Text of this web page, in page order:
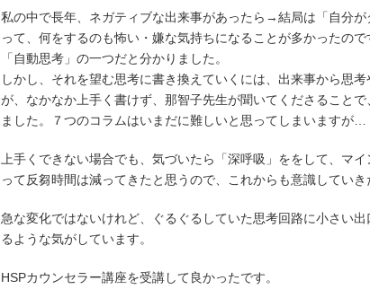
私の中で長年、ネガティブな出来事があったら→結局は「自分
って、何をするのも怖い・嫌な気持ちになることが多かったの
「自動思考」の一つだと分かりました。
しかし、それを望む思考に書き換えていくには、出来事から思
が、なかなか上手く書けず、那智子先生が聞いてくださること
ました。７つのコラムはいまだに難しいと思ってしまいますが…
上手くできない場合でも、気づいたら「深呼吸」ををして、マ
って反芻時間は減ってきたと思うので、これからも意識していき
急な変化ではないけれど、ぐるぐるしていた思考回路に小さい
るような気がしています。
HSPカウンセラー講座を受講して良かったです。